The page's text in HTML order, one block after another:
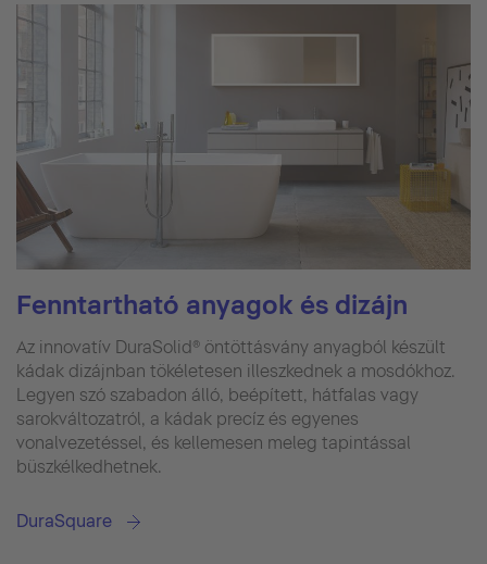
Fenntartható anyagok és dizájn
Az innovatív DuraSolid® öntöttásvány anyagból készült
kádak dizájnban tökéletesen illeszkednek a mosdókhoz.
Legyen szó szabadon álló, beépített, hátfalas vagy
sarokváltozatról, a kádak precíz és egyenes
vonalvezetéssel, és kellemesen meleg tapintással
büszkélkedhetnek.
DuraSquare